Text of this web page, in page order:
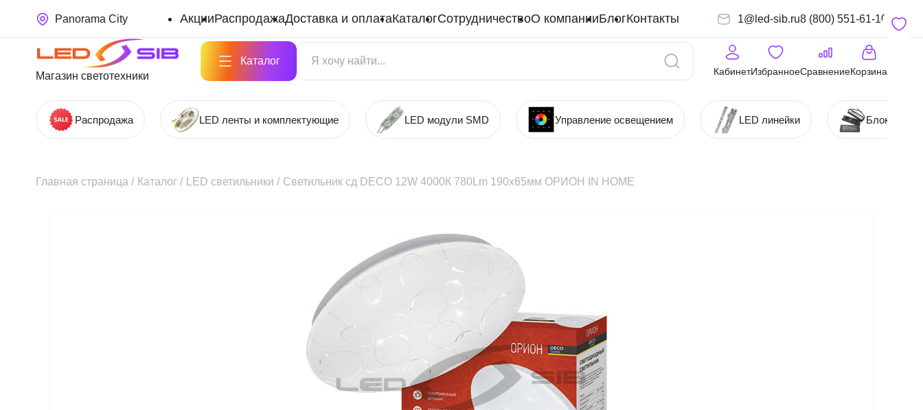
Panorama City АкцииРаспродажаДоставка и оплатаКаталогСотрудничествоО компанииБлогКонтакты 1@led-sib.ru8 (800) 551-61-10
Магазин светотехники
Каталог
КабинетИзбранноеСравнениеКорзина
Распродажа LED ленты и комплектующие LED модули SMD Управление освещением LED линейки Блоки
Главная страница / Каталог / LED светильники / Светильник cд DECO 12W 4000К 780Lm 190х65мм ОРИОН IN HOME